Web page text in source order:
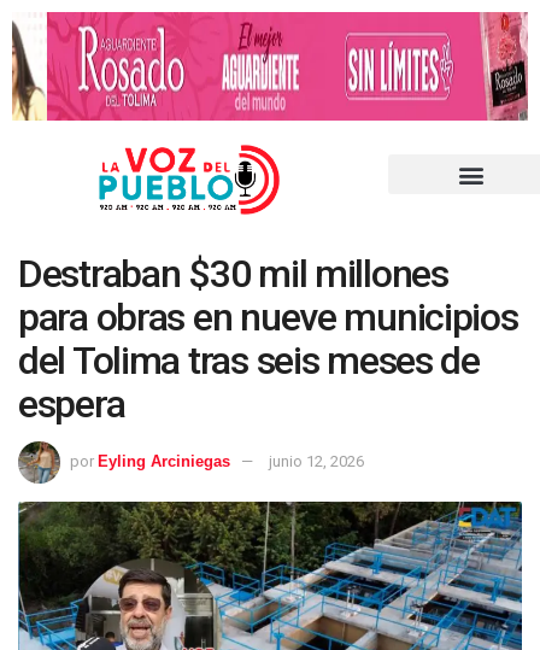
Destraban $30 mil millones
para obras en nueve municipios
del Tolima tras seis meses de
espera
por Eyling Arciniegas junio 12, 2026